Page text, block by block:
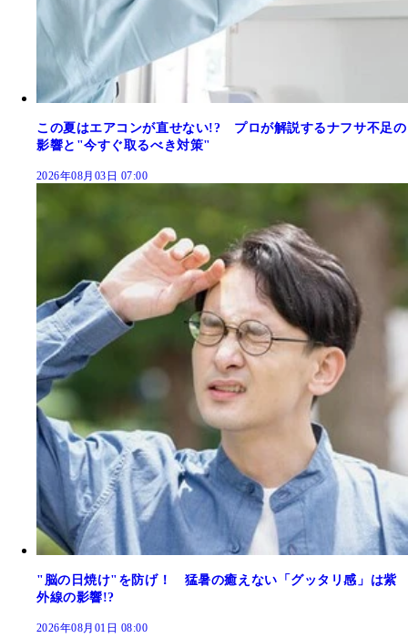
この夏はエアコンが直せない!? プロが解説するナフサ不足の
影響と"今すぐ取るべき対策"
2026年08月03日 07:00
"脳の日焼け"を防げ！ 猛暑の癒えない「グッタリ感」は紫
外線の影響!?
2026年08月01日 08:00